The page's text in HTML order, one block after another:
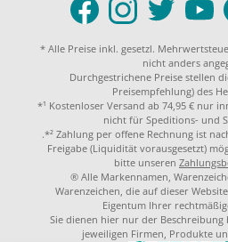
* Alle Preise inkl. gesetzl.
nicht anders
Durchgestrichene Preise stellen
Preisempfehlung) des
*¹ Kostenloser Versand ab 74,95 € nur
nicht für Speditions- und
.*² Zahlung per offene Rechnung ist
Freigabe (Liquidität vorausgesetzt)
bitte unseren
® Alle Markennamen,
Warenzeichen, die auf dieser
Eigentum Ihrer
Sie dienen hier nur der
jeweiligen Firmen, Produkte